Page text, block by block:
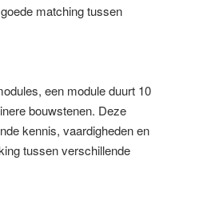
matching tussen
een module duurt 10
bouwstenen. Deze
kennis, vaardigheden en
tussen verschillende